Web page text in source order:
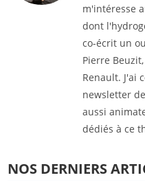
m'intéresse
dont
co-écrit un
Pierre
Renault. J'ai
newsletter
aussi
dédiés à ce
NOS DERNIERS